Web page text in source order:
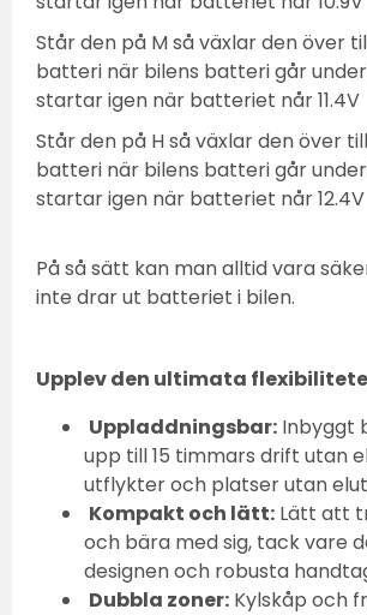
Står den på M så växlar den över
batteri när bilens batteri går under
startar igen när batteriet når 11.4V
Står den på H så växlar den över
batteri när bilens batteri går under
startar igen när batteriet når 12.4V
På så sätt kan man alltid vara
inte drar ut batteriet i bilen.
Upplev den ultimata
Uppladdningsbar: Inbyggt
upp till 15 timmars drift utan
utflykter och platser utan
Kompakt och lätt: Lätt att
och bära med sig, tack vare
designen och robusta
Dubbla zoner: Kylskåp och